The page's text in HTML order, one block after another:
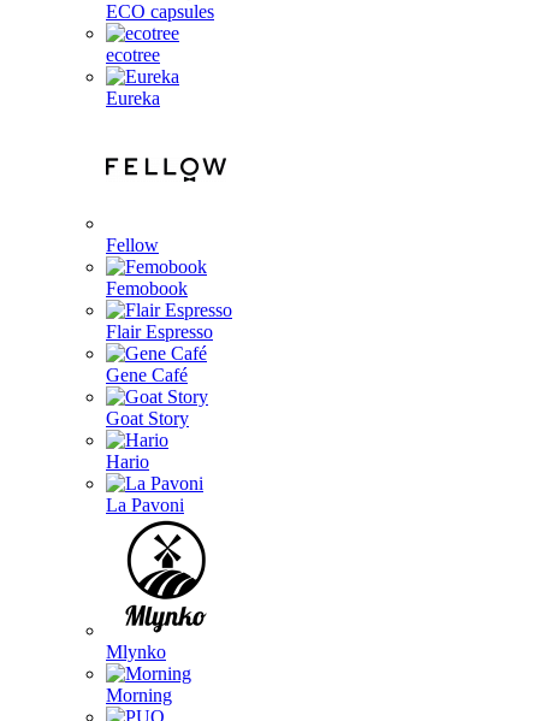
ECO capsules
ecotree
Eureka
Fellow
Femobook
Flair Espresso
Gene Café
Goat Story
Hario
La Pavoni
Mlynko
Morning